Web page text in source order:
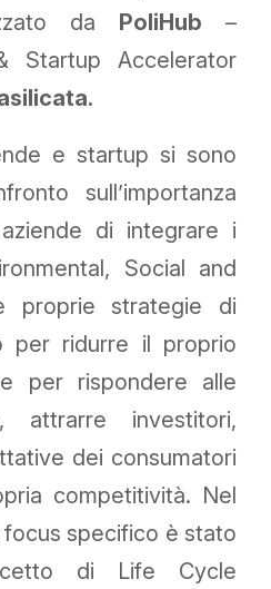
da PoliHub –
Startup Accelerator
e startup si sono
sull’importanza
di integrare i
Social and
proprie strategie di
per ridurre il proprio
per rispondere alle
attrarre investitori,
dei consumatori
competitività. Nel
specifico è stato
di Life Cycle